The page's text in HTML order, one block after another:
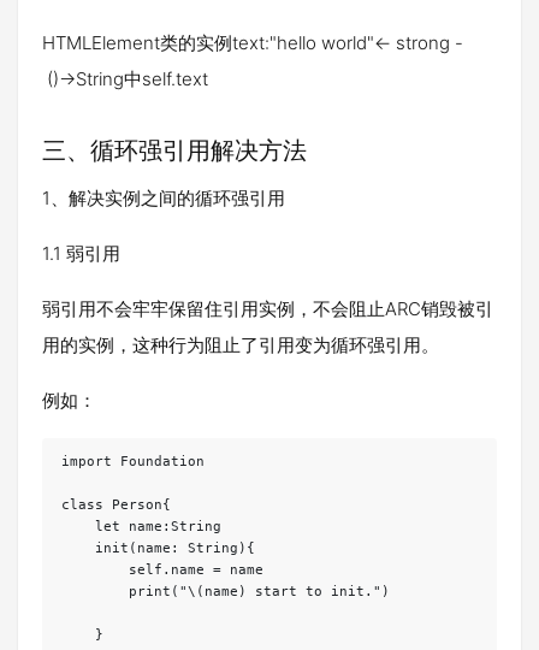
HTMLElement类的实例text:"hello world"<- strong -
()->String中self.text
三、循环强引用解决方法
1、解决实例之间的循环强引用
1.1 弱引用
弱引用不会牢牢保留住引用实例，不会阻止ARC销毁被引
用的实例，这种行为阻止了引用变为循环强引用。
例如：
import Foundation
class Person{
    let name:String
    init(name: String){
        self.name = name
        print("\(name) start to init.")
    }